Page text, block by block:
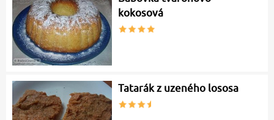
kokosová
Tatarák z uzeného lososa